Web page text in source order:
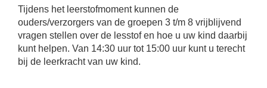
Tijdens het leerstofmoment kunnen de
ouders/verzorgers van de groepen 3 t/m 8 vrijblijvend
vragen stellen over de lesstof en hoe u uw kind daarbij
kunt helpen. Van 14:30 uur tot 15:00 uur kunt u terecht
bij de leerkracht van uw kind.